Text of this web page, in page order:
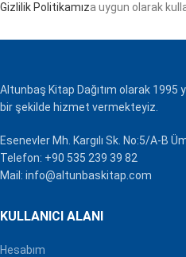
Gizlilik Politikamıza uygun olarak
Altunbaş Kitap Dağıtım olarak 1995
bir şekilde hizmet vermekteyiz.
Esenevler Mh. Kargılı Sk. No:5/A-B
Telefon: +90 535 239 39 82
Mail: info@altunbaskitap.com
KULLANICI ALANI
Hesabım